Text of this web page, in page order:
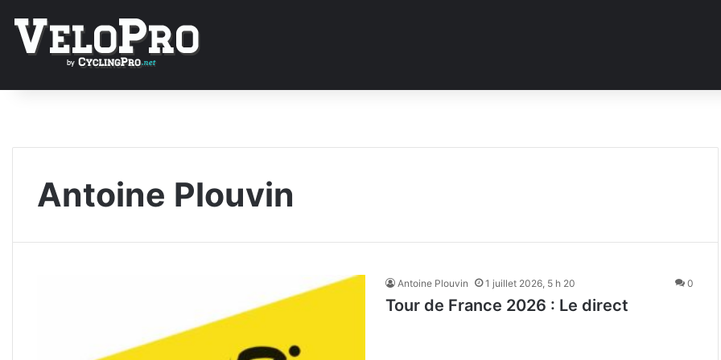
Antoine Plouvin
Antoine Plouvin 1 juillet 2026, 5 h 20 0
Tour de France 2026 : Le direct